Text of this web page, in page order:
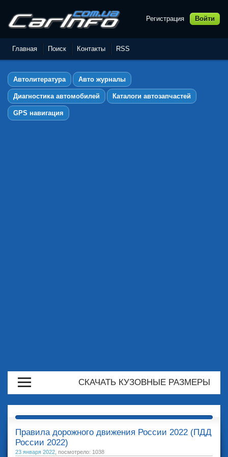
Автолитература,
Руководства по ремонту и
эксплуатации автомобилей
Регистрация Войти
Главная Поиск Контакты RSS
Автолитература Авто журналы
Диагностика автомобилей Каталоги автозапчастей
GPS навигация
СКАЧАТЬ КУЗОВНЫЕ РАЗМЕРЫ
Правила дорожного движения России 2022 (ПДД
России 2022)
23 января 2022 , посмотрело: 1038